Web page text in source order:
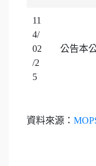
11
4/
02
/2
5
公告本
資料來源：